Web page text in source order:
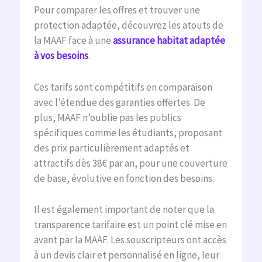
Pour comparer les offres et trouver une
protection adaptée, découvrez les atouts de
la MAAF face à uneassurance habitat adaptée
à vos besoins.
Ces tarifs sont compétitifs en comparaison
avec l’étendue des garanties offertes. De
plus, MAAF n’oublie pas les publics
spécifiques comme les étudiants, proposant
des prix particulièrement adaptés et
attractifs dès 38€ par an, pour une couverture
de base, évolutive en fonction des besoins.
Il est également important de noter que la
transparence tarifaire est un point clé mise en
avant par la MAAF. Les souscripteurs ont accès
à un devis clair et personnalisé en ligne, leur